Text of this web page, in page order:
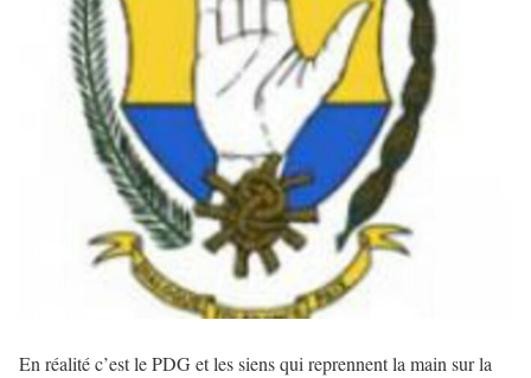
En réalité c’est le PDG et les siens qui reprennent la main sur la